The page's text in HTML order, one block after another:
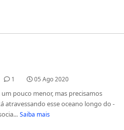
1 05 Ago 2020
pouco menor, mas precisamos
atravessando esse oceano longo do -
Saiba mais